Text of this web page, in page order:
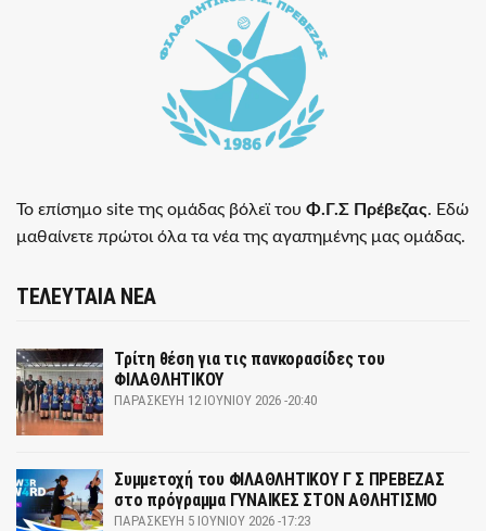
Το επίσημο site της ομάδας βόλεϊ του Φ.Γ.Σ Πρέβεζας. Εδώ
μαθαίνετε πρώτοι όλα τα νέα της αγαπημένης μας ομάδας.
ΤΕΛΕΥΤΑΙΑ ΝΕΑ
Τρίτη θέση για τις πανκορασίδες του
ΦΙΛΑΘΛΗΤΙΚΟΥ
ΠΑΡΑΣΚΕΥΉ 12 ΙΟΥΝΊΟΥ 2026 -20:40
Συμμετοχή του ΦΙΛΑΘΛΗΤΙΚΟΥ Γ Σ ΠΡΕΒΕΖΑΣ
στο πρόγραμμα ΓΥΝΑΙΚΕΣ ΣΤΟΝ ΑΘΛΗΤΙΣΜΟ
ΠΑΡΑΣΚΕΥΉ 5 ΙΟΥΝΊΟΥ 2026 -17:23